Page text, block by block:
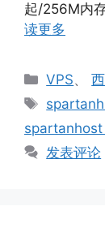
起/256M内
读更多
分
VPS、
标
签
spartanhost
发表评论